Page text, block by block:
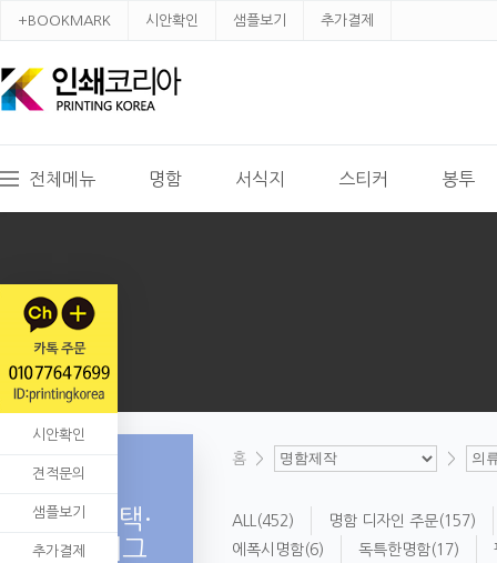
+BOOKMARK 시안확인 샘플보기 추가결제
전체메뉴 명함 서식지 스티커 봉투
의류행택·
상품태그
홈 > >
ALL (452) 명함 디자인 주문(157)
에폭시명함(6) 독특한명함(17)
시안확인
견적문의
샘플보기
추가결제